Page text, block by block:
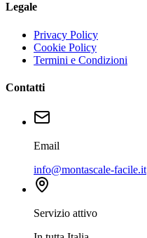
Legale
Privacy Policy
Cookie Policy
Termini e Condizioni
Contatti
Email
info@montascale-facile.it
Servizio attivo